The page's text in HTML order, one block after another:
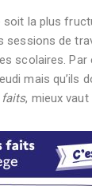
la plus
sessions de
scolaires. Par
mais qu’ils
faits, mieux